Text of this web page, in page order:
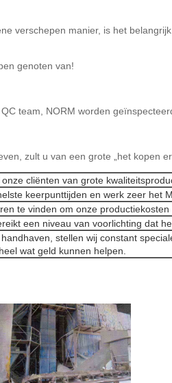
verschepen manier, is het
genoten van!
team, NORM worden
zult u van een grote „het kopen
cliënten van grote
keerpunttijden en werk zeer het
te vinden om onze
een niveau van voorlichting dat
stellen wij constant
wat geld kunnen helpen.